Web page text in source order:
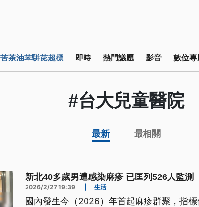
苦茶油苯駢芘超標 即時 熱門議題 影音 數位專
#台大兒童醫院
最新 最相關
新北40多歲男遭感染麻疹 已匡列526人監測
2026/2/27 19:39 生活
國內發生今（2026）年首起麻疹群聚，指